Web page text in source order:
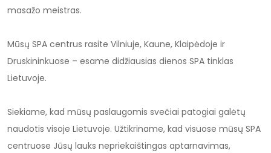
masažo meistras.
Mūsų SPA centrus rasite Vilniuje, Kaune, Klaipėdoje ir
Druskininkuose – esame didžiausias dienos SPA tinklas
Lietuvoje.
Siekiame, kad mūsų paslaugomis svečiai patogiai galėtų
naudotis visoje Lietuvoje. Užtikriname, kad visuose mūsų SPA
centruose Jūsų lauks nepriekaištingas aptarnavimas,